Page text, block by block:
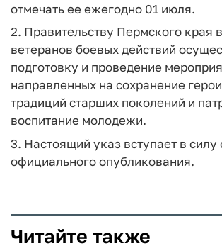
отмечать ее ежегодно 01 июля.
2. Правительству Пермского края
ветеранов боевых действий
подготовку и проведение
направленных на сохранение
традиций старших поколений и
воспитание молодежи.
3. Настоящий указ вступает в силу
официального опубликования.
Читайте также